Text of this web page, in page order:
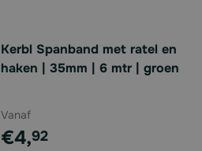
Kerbl Spanband met ratel en
haken | 35mm | 6 mtr | groen
Vanaf
€4,92